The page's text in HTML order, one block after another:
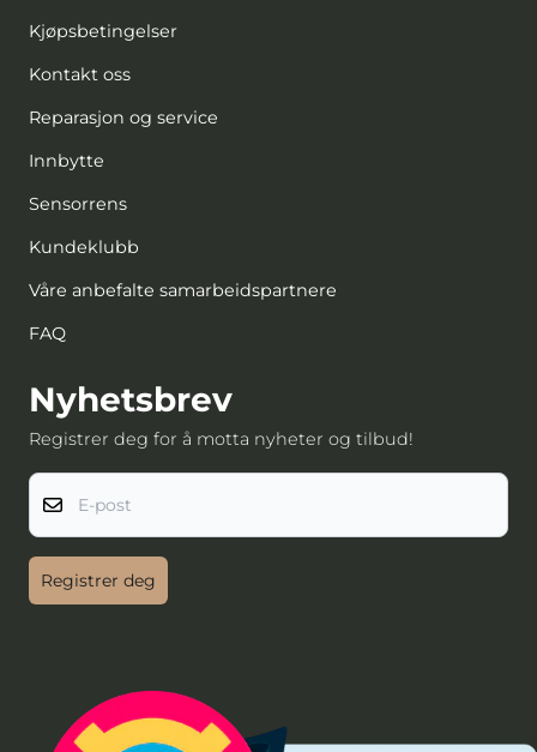
Kjøpsbetingelser
Kontakt oss
Reparasjon og service
Innbytte
Sensorrens
Kundeklubb
Våre anbefalte samarbeidspartnere
FAQ
Nyhetsbrev
Registrer deg for å motta nyheter og tilbud!
E-post
Registrer deg